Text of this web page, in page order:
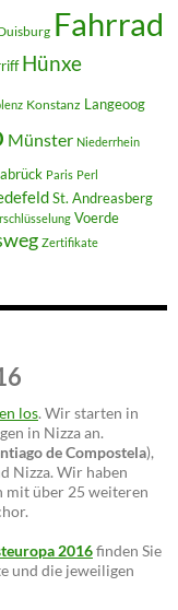
Fahrrad
Hünxe
Konstanz Langeoog
Münster Niederrhein
Paris Perl
St. Andreasberg
Voerde
Zertifikate
los. Wir starten in
in Nizza an.
de Compostela),
Nizza. Wir haben
mit über 25 weiteren
2016finden Sie
und die jeweiligen